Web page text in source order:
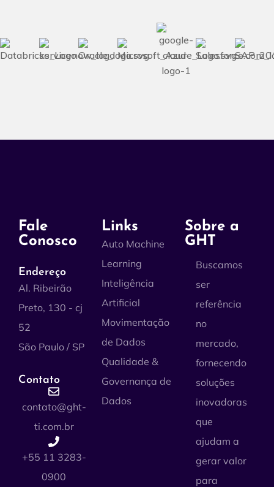
Fale
Conosco
Endereço
Al. Ribeirão
Preto, 130 - cj
52
São Paulo / SP
Contato
contato@ght-
ti.com.br
+55 11 3283-
0900
Links
Auto Machine
Learning
Inteligência
Artificial
Movimentação
de Dados
Qualidade &
Governança de
Dados
Sobre a
GHT
Buscamos
ser
referência
no
mercado,
fornecendo
soluções
inovadoras
que
ajudam a
gerar valor
para